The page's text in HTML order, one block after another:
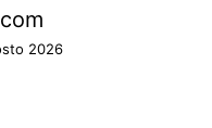
2026